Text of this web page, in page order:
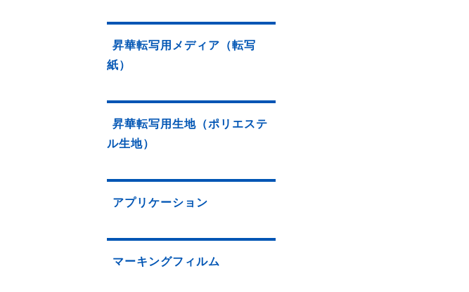
昇華転写用メディア（転写
紙）
昇華転写用生地（ポリエステ
ル生地）
アプリケーション
マーキングフィルム